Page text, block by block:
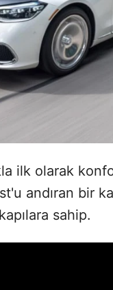
ilk olarak
andıran bir
sahip.